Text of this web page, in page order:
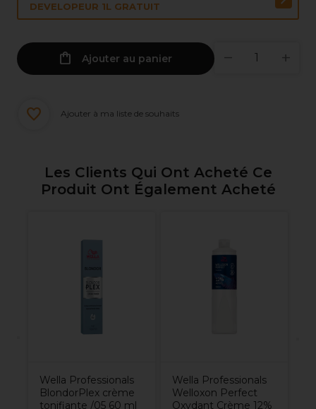
DEVELOPEUR 1L GRATUIT
Ajouter au panier
Ajouter à ma liste de souhaits
Les Clients Qui Ont Acheté Ce
Produit Ont Également Acheté
Wella Professionals
BlondorPlex crème
tonifiante /05 60 ml
Wella Professionals
Welloxon Perfect
Oxydant Crème 12%